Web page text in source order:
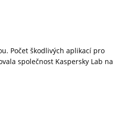
Počet škodlivých aplikací pro
společnost Kaspersky Lab na